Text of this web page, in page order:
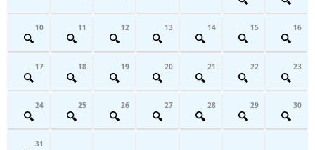
10 11 12 13 14 15 16
17 18 19 20 21 22 23
24 25 26 27 28 29 30
31